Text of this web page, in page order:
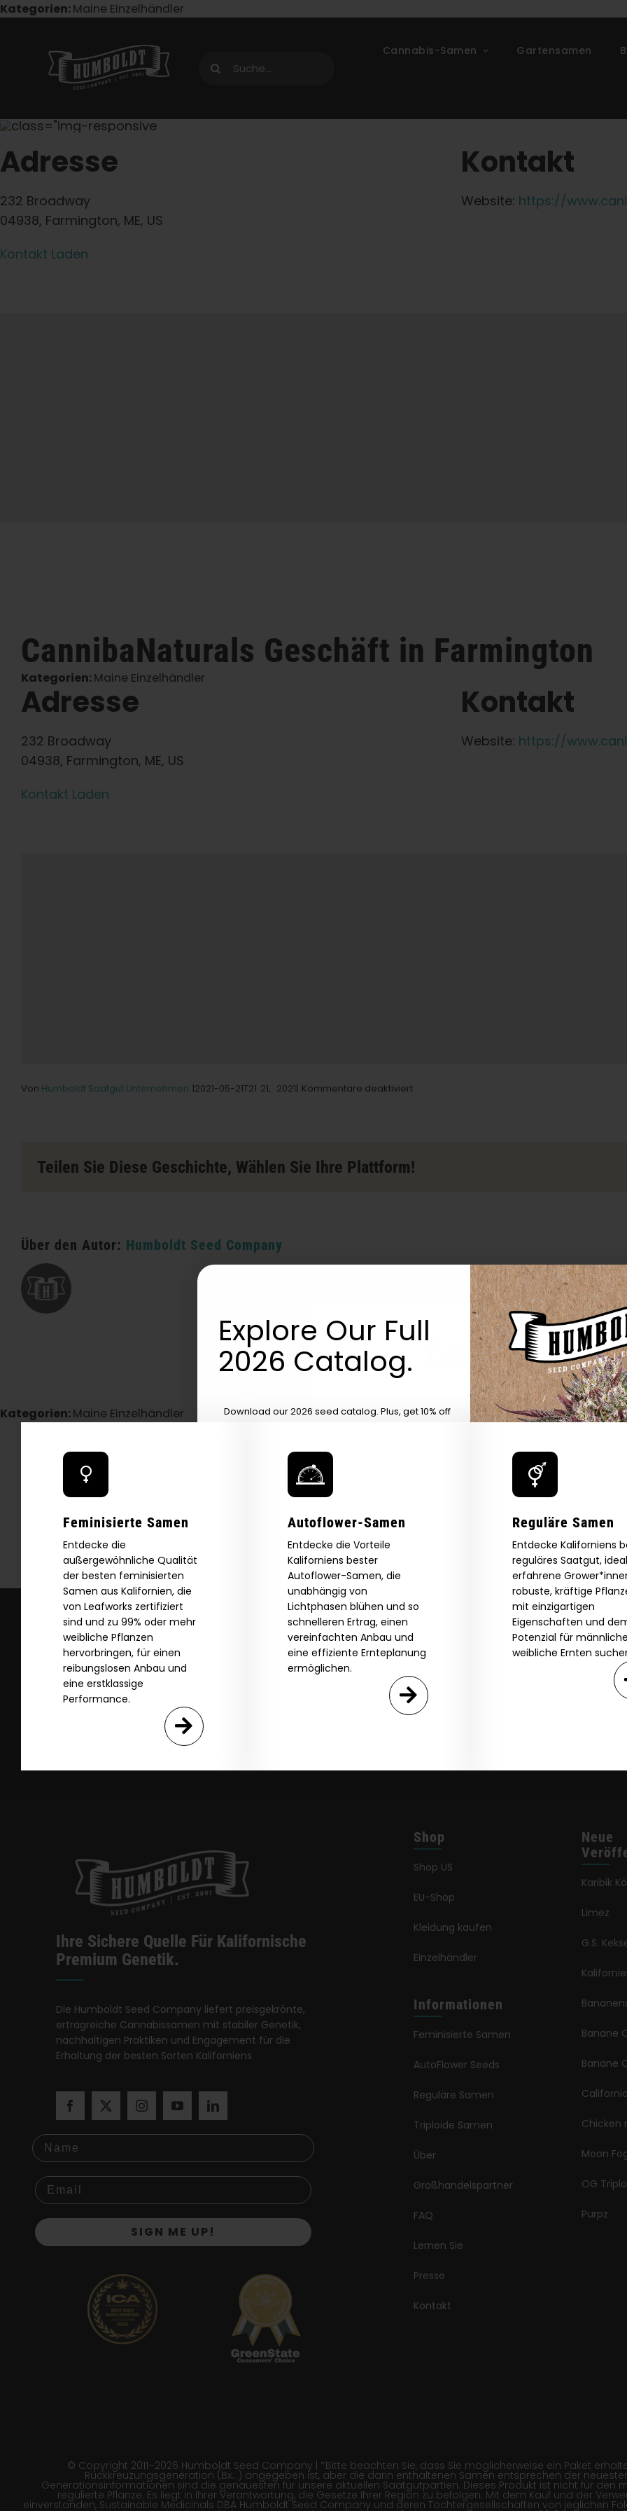
Zum
springen
Kategorien:Maine Einzelhändler
Suche
Cannabis-Samen Gartensamen
Adresse
232 Broadway
04938, Farmington, ME, US
Kontakt
Website: https://
Kontakt Laden
CannibaNaturals Geschäft in Farmington
Kategorien:Maine Einzelhändler
Adresse
232 Broadway
04938, Farmington, ME, US
Kontakt
Website: https://
Kontakt Laden
Von Humboldt Saatgut Unternehmen |2021-05-21T21 21, 2021| Kommentare deaktiviertfür
Teilen Sie Diese Geschichte, Wählen Sie Ihre Plattform!
Über den Autor: Humboldt Seed Company
Kategorien:Maine Einzelhändler
Feminisierte Samen
Entdecke die
außergewöhnliche Qualität
der besten feminisierten
Samen aus Kalifornien, die
von Leafworks zertifiziert
sind und zu 99% oder mehr
weibliche Pflanzen
hervorbringen, für einen
reibungslosen Anbau und
eine erstklassige
Performance.
Autoflower-Samen
Entdecke die Vorteile
Kaliforniens bester
Autoflower-Samen, die
unabhängig von
Lichtphasen blühen und so
schnelleren Ertrag, einen
vereinfachten Anbau und
eine effiziente Ernteplanung
ermöglichen.
Reguläre Samen
Entdecke Kaliforniens
reguläres Saatgut,
erfahrene
robuste, kräftige
mit einzigartigen
Eigenschaften und
Potenzial für
weibliche Ernten
Ihre Sichere Quelle Für Kalifornische
Premium Genetik.
Die Humboldt Seed Company liefert preisgekrönte,
ertragreiche Cannabissamen mit stabiler Genetik,
nachhaltigen Praktiken und Engagement für die
Erhaltung der besten Sorten Kaliforniens.
Name
SIGN ME UP!
Shop
Shop US
EU-Shop
Kleidung kaufen
Einzelhändler
Informationen
Feminisierte Samen
AutoFlower Seeds
Reguläre Samen
Triploide Samen
Über
Großhandelspartner
FAQ
Lernen Sie
Presse
Kontakt
Neue
Karibik
Limez
G.S.
Banane
Banane
Chicken
Moon
OG
Purpz
© Copyright 2011–2026 Humboldt Seed Company | *Bitte beachten Sie, dass Sie möglicherweise ein Paket
Rückkreuzungsgeneration (Bx…) angegeben ist, aber die darin enthaltenen Samen entsprechen der
Generationsinformationen sind die genauesten für unsere aktuellen Saatgutpartien. Dieses Produkt ist nicht für den
regulierte Pflanze. Es liegt in Ihrer Verantwortung, die Gesetze Ihrer Region zu befolgen. Mit dem Kauf und der
einverstanden, Sustainable Medicinals DBA Humboldt Seed Company und deren Tochtergesellschaften von jeglichen
Are You Aged 18 Or Over?
I accept cookie settings and privacy policy
Agree & Enter
By clicking AGREE & ENTER, you confirm you are 18
Explore Our Full
2026 Catalog.
Download our 2026 seed catalog. Plus, get 10% off
*Our Site is For Users 21+ by Entering You Are Confirming You're 21+
SIGN ME UP!
NO, THANKS